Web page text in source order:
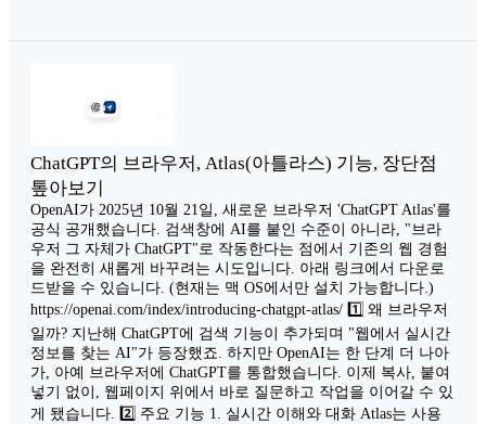
ChatGPT의 브라우저, Atlas(아틀라스) 기능, 장단점
톺아보기
OpenAI가 2025년 10월 21일, 새로운 브라우저 'ChatGPT Atlas'를
공식 공개했습니다. 검색창에 AI를 붙인 수준이 아니라, "브라
우저 그 자체가 ChatGPT"로 작동한다는 점에서 기존의 웹 경험
을 완전히 새롭게 바꾸려는 시도입니다. 아래 링크에서 다운로
드받을 수 있습니다. (현재는 맥 OS에서만 설치 가능합니다.)
https://openai.com/index/introducing-chatgpt-atlas/ 1️⃣ 왜 브라우저
일까? 지난해 ChatGPT에 검색 기능이 추가되며 "웹에서 실시간
정보를 찾는 AI"가 등장했죠. 하지만 OpenAI는 한 단계 더 나아
가, 아예 브라우저에 ChatGPT를 통합했습니다. 이제 복사, 붙여
넣기 없이, 웹페이지 위에서 바로 질문하고 작업을 이어갈 수 있
게 됐습니다. 2️⃣ 주요 기능 1. 실시간 이해와 대화 Atlas는 사용